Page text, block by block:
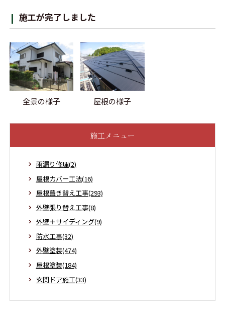
施工が完了しました
全景の様子 屋根の様子
施工メニュー
雨漏り修理(2)
屋根カバー工法(16)
屋根葺き替え工事(293)
外壁張り替え工事(8)
外壁＋サイディング(9)
防水工事(32)
外壁塗装(474)
屋根塗装(184)
玄関ドア施工(33)